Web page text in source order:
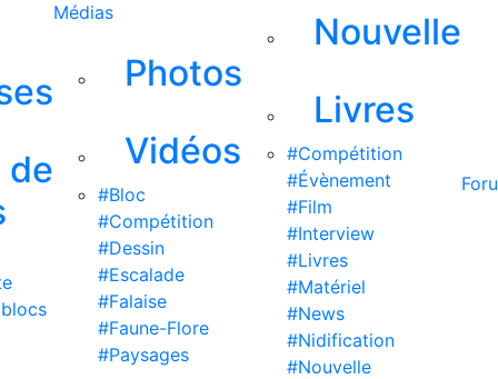
de
Médias
Photos
Vidéos
#Bloc
#Compétition
#Dessin
#Escalade
#Falaise
#Faune-Flore
#Paysages
Nouvelle
Livres
#Compétition
#Évènement
#Film
#Interview
#Livres
#Matériel
#News
#Nidification
#Nouvelle